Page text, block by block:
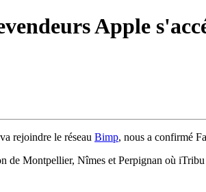
Apple
va rejoindre le réseau Bimp, nous a confirmé
Montpellier, Nîmes et Perpignan où iTribu